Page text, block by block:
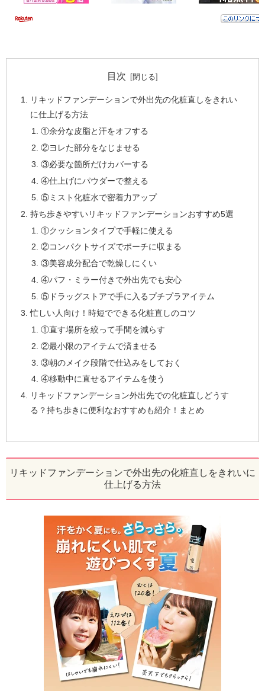
目次
リキッドファンデーションで外出先の化粧直しをきれい
に仕上げる方法
①余分な皮脂と汗をオフする
②ヨレた部分をなじませる
③必要な箇所だけカバーする
④仕上げにパウダーで整える
⑤ミスト化粧水で密着力アップ
持ち歩きやすいリキッドファンデーションおすすめ5選
①クッションタイプで手軽に使える
②コンパクトサイズでポーチに収まる
③美容成分配合で乾燥しにくい
④パフ・ミラー付きで外出先でも安心
⑤ドラッグストアで手に入るプチプラアイテム
忙しい人向け！時短でできる化粧直しのコツ
①直す場所を絞って手間を減らす
②最小限のアイテムで済ませる
③朝のメイク段階で仕込みをしておく
④移動中に直せるアイテムを使う
リキッドファンデーション外出先での化粧直しどうす
る？持ち歩きに便利なおすすめも紹介！まとめ
リキッドファンデーションで外出先の化粧直しをきれいに
仕上げる方法